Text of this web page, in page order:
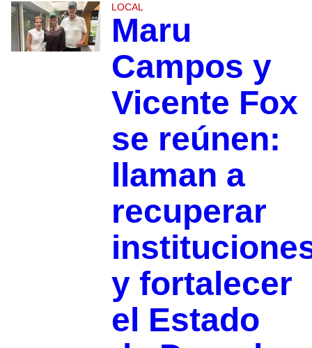
LOCAL
Maru
Campos y
Vicente Fox
se reúnen:
llaman a
recuperar
y fortalecer
el Estado